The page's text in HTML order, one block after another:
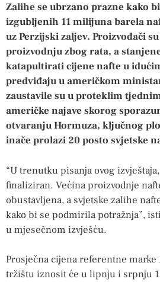
Zalihe se ubrzano prazne kako
izgubljenih 11 milijuna barela
uz Perzijski zaljev. Proizvođači
proizvodnju zbog rata, a
katapultirati cijene nafte u
predviđaju u američkom
zaustavile su u proteklim
američke najave skorog
otvaranju Hormuza, ključnog
inače prolazi 20 posto svjetske
“U trenutku pisanja ovog
finaliziran. Većina proizvodnje
obustavljena, a svjetske zalihe
kako bi se podmirila potražnja”,
u mjesečnom izvješću.
Prosječna cijena referentne
tržištu iznosit će u lipnju i srpnju